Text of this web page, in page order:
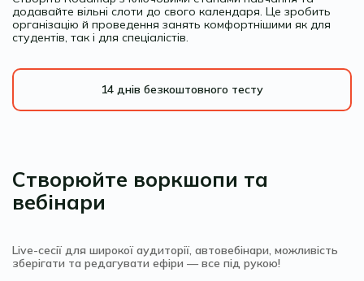
додавайте вільні слоти до свого календаря. Це зробить
організацію й проведення занять комфортнішими як для
студентів, так і для спеціалістів.
14 днів безкоштовного тесту
Створюйте воркшопи та
вебінари
Live-сесії для широкої аудиторії, автовебінари, можливість
зберігати та редагувати ефіри — все під рукою!